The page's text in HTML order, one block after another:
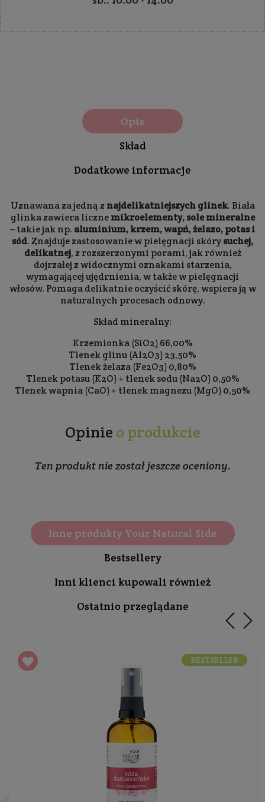
Opis
Skład
Dodatkowe informacje
Uznawana za jedną znajdelikatniejszych glinek. Biała
glinka zawiera licznemikroelementy, sole mineralne
– takie jak np. aluminium, krzem, wapń, żelazo, potas i
sód. Znajduje zastosowanie w pielęgnacji skórysuchej,
delikatnej, z rozszerzonymi porami, jak również
dojrzałej z widocznymi oznakami starzenia,
wymagającej ujędrnienia, w także w pielęgnacji
włosów. Pomaga delikatnie oczyścić skórę, wspiera ją w
naturalnych procesach odnowy.
Skład mineralny:
Krzemionka (SiO2) 66,00%
Tlenek glinu (Al2O3) 23,50%
Tlenek żelaza (Fe2O3) 0,80%
Tlenek potasu (K2O) + tlenek sodu (Na2O) 0,50%
Tlenek wapnia (CaO) + tlenek magnezu (MgO) 0,50%
Opinie o produkcie
Ten produkt nie został jeszcze oceniony.
Inne produkty Your Natural Side
Bestsellery
Inni klienci kupowali również
Ostatnio przeglądane
BESTSELLER